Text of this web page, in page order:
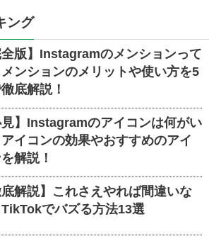
ング
全版】Instagramのメンションって
ンションのメリットや使い方を5
底解説！
見】Instagramのアイコンは何がい
イコンの効果やおすすめのアイ
解説！
底解説】これさえやれば間違いな
でバズる方法13選